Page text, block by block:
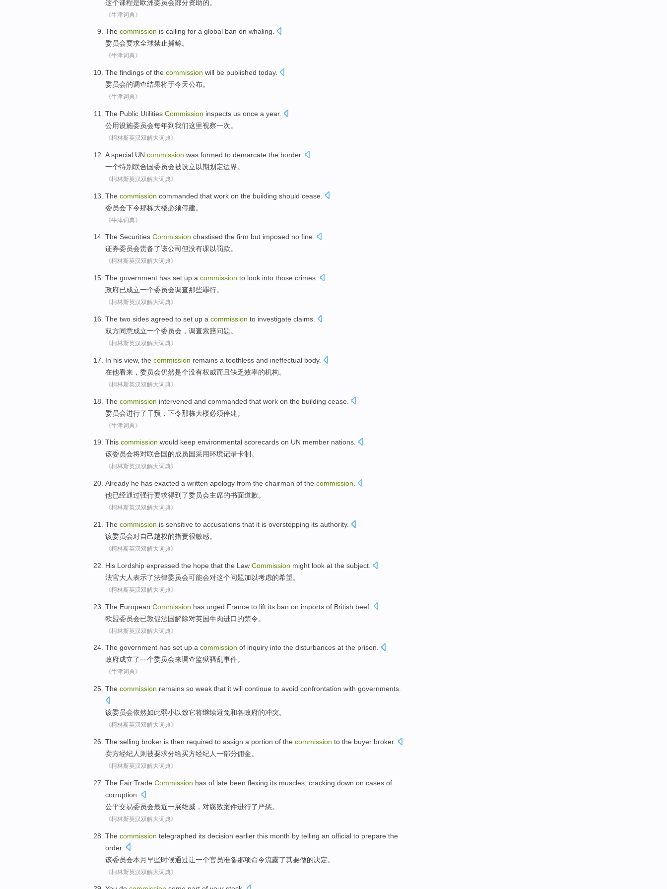
这个课程是欧洲委员会部分资助的。
《牛津词典》
The commission is calling for a global ban on whaling.
委员会要求全球禁止捕鲸。
《牛津词典》
The findings of the commission will be published today.
委员会的调查结果将于今天公布。
《牛津词典》
The Public Utilities Commission inspects us once a year.
公用设施委员会每年到我们这里视察一次。
《柯林斯英汉双解大词典》
A special UN commission was formed to demarcate the border.
一个特别联合国委员会被设立以期划定边界。
《柯林斯英汉双解大词典》
The commission commanded that work on the building should cease
委员会下令那栋大楼必须停建。
《牛津词典》
The Securities Commission chastised the firm but imposed no fine.
证券委员会责备了该公司但没有课以罚款。
《柯林斯英汉双解大词典》
The government has set up a commission to look into those crimes
政府已成立一个委员会调查那些罪行。
《柯林斯英汉双解大词典》
The two sides agreed to set up a commission to investigate claims
双方同意成立一个委员会 ， 调查索赔问题。
《柯林斯英汉双解大词典》
In his view, the commission remains a toothless and ineffectual body.
在他看来 ， 委员会仍然是个没有权威而且 缺乏效率的机构。
《柯林斯英汉双解大词典》
The commission intervened and commanded that work on the building cease
委员会进行了干预 ， 下令那栋大楼必须停建。
《牛津词典》
This commission would keep environmental scorecards on UN member nations.
该委员会将对联合国的成员国采用环境记录卡制。
《柯林斯英汉双解大词典》
Already he has exacted a written apology from the chairman of the commission
他已经通过强行要求得到 了委员会主席的书面道歉。
《柯林斯英汉双解大词典》
The commission is sensitive to accusations that it is overstepping its authority.
该委员会对自己越权的指责很敏感。
《柯林斯英汉双解大词典》
His Lordship expressed the hope that the Law Commission might look at the subject
法官大人表示了法律委员会可能会对这个问题加以考虑的希望。
《柯林斯英汉双解大词典》
The European Commission has urged France to lift its ban on imports of British beef
欧盟委员会已敦促法国解除对英国牛肉进口的禁令。
《柯林斯英汉双解大词典》
The government has set up a commission of inquiry into the disturbances at the prison.
政府成立了一个委员会来调查监狱骚乱事件。
《牛津词典》
The commission remains so weak that it will continue to avoid confrontation with governments
该委员会依然如此弱小以致它将继续避免和各政府的冲突。
《柯林斯英汉双解大词典》
The selling broker is then required to assign a portion of the commission to the buyer broker.
卖方经纪人 则被要求分给买方经纪人一部分佣金。
《柯林斯英汉双解大词典》
The Fair Trade Commission has of late been flexing its muscles , cracking down on cases of
corruption
公平交易委员会最近一展雄威， 对腐败案件进行了严惩。
《柯林斯英汉双解大词典》
The commission telegraphed its decision earlier this month by telling an official to prepare the
order.
该委员会本月早些时候通过让一个官员准备那项命令流露了其要做的决定。
《柯林斯英汉双解大词典》